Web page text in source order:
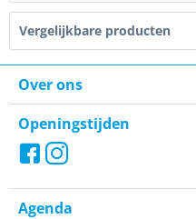
Vergelijkbare producten
Over ons
Openingstijden
Agenda